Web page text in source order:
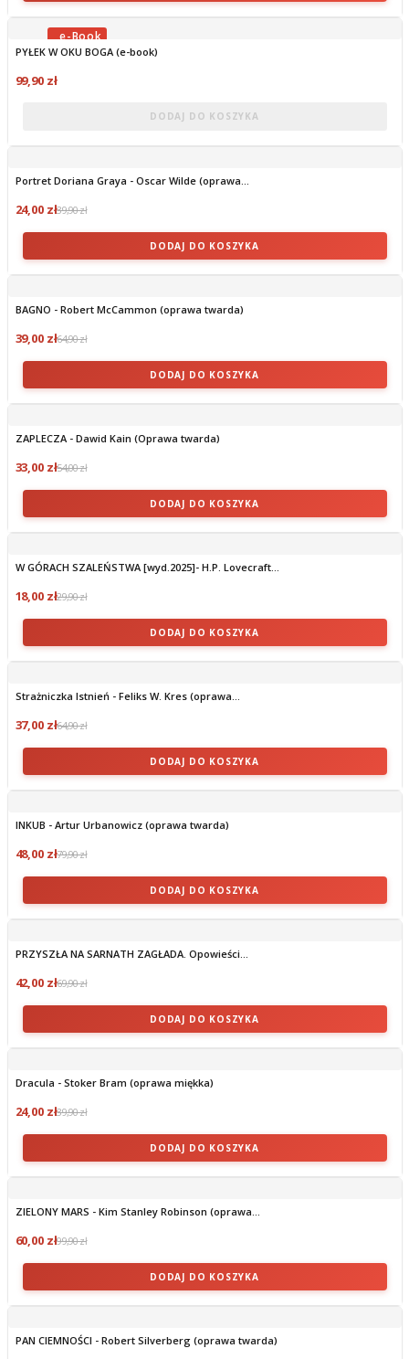
OBECNIE BRAK NA STANIE
PYŁEK W OKU BOGA (e-book)
99,90 zł
DODAJ DO KOSZYKA
Portret Doriana Graya - Oscar Wilde (oprawa...
24,00 zł39,90 zł
DODAJ DO KOSZYKA
BAGNO - Robert McCammon (oprawa twarda)
39,00 zł64,90 zł
DODAJ DO KOSZYKA
ZAPLECZA - Dawid Kain (Oprawa twarda)
33,00 zł54,00 zł
DODAJ DO KOSZYKA
W GÓRACH SZALEŃSTWA [wyd.2025]- H.P. Lovecraft...
18,00 zł29,90 zł
DODAJ DO KOSZYKA
Strażniczka Istnień - Feliks W. Kres (oprawa...
37,00 zł64,90 zł
DODAJ DO KOSZYKA
INKUB - Artur Urbanowicz (oprawa twarda)
48,00 zł79,90 zł
DODAJ DO KOSZYKA
PRZYSZŁA NA SARNATH ZAGŁADA. Opowieści...
42,00 zł69,90 zł
DODAJ DO KOSZYKA
Dracula - Stoker Bram (oprawa miękka)
24,00 zł39,90 zł
DODAJ DO KOSZYKA
ZIELONY MARS - Kim Stanley Robinson (oprawa...
60,00 zł99,90 zł
DODAJ DO KOSZYKA
PAN CIEMNOŚCI - Robert Silverberg (oprawa twarda)